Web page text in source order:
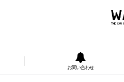
お問い合わせ